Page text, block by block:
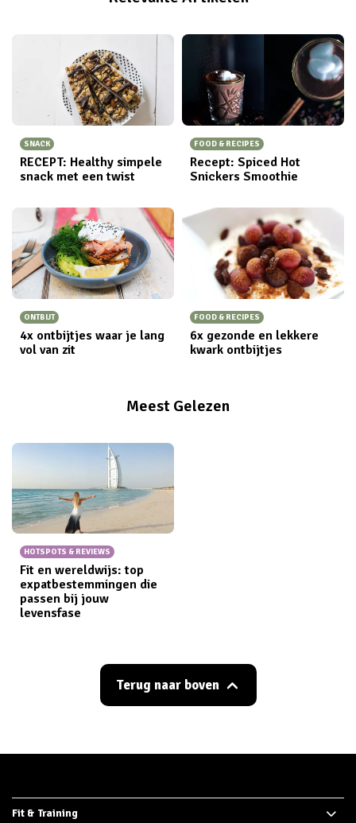
SNACK
RECEPT: Healthy simpele
snack met een twist
FOOD & RECIPES
Recept: Spiced Hot
Snickers Smoothie
ONTBIJT
4x ontbijtjes waar je lang
vol van zit
FOOD & RECIPES
6x gezonde en lekkere
kwark ontbijtjes
Meest Gelezen
HOTSPOTS & REVIEWS
Fit en wereldwijs: top
expatbestemmingen die
passen bij jouw
levensfase
Terug naar boven
Fit & Training